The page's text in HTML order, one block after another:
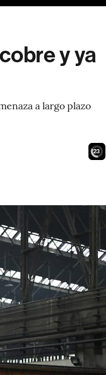
y ya
a largo plazo
21